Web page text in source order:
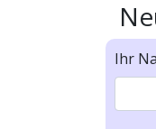
Ihr